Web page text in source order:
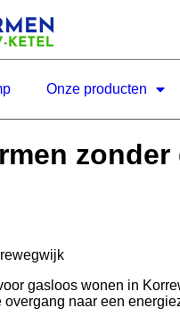
Onze producten
gasloos wonen in
naar een